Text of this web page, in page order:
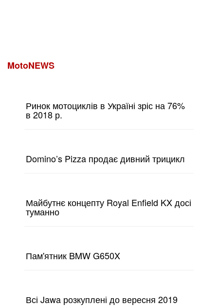
MotoNEWS
Ринок мотоциклів в Україні зріс на 76%
в 2018 р.
Domino’s Pizza продає дивний трицикл
Майбутнє концепту Royal Enfield KX досі
туманно
Пам'ятник BMW G650X
Всі Jawa розкуплені до вересня 2019